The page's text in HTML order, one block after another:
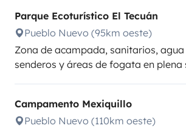
Parque Ecoturístico El Tecuán
Pueblo Nuevo (95km oeste)
Zona de acampada, sanitarios,
senderos y áreas de fogata en plena
Campamento Mexiquillo
Pueblo Nuevo (110km oeste)